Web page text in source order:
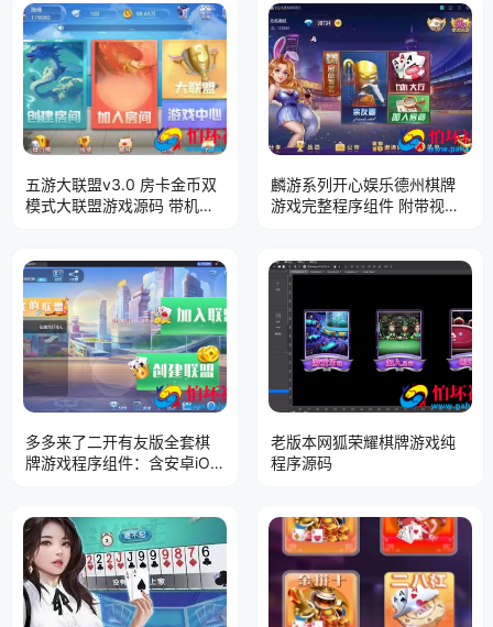
码带控 完美运营
五游大联盟v3.0 房卡金币双
模式大联盟游戏源码 带机器
麟游系列开心娱乐德州棋牌
游戏完整程序组件 附带视频
多多来了二开有友版全套棋
牌游戏程序组件：含安卓iOS
老版本网狐荣耀棋牌游戏纯
程序源码